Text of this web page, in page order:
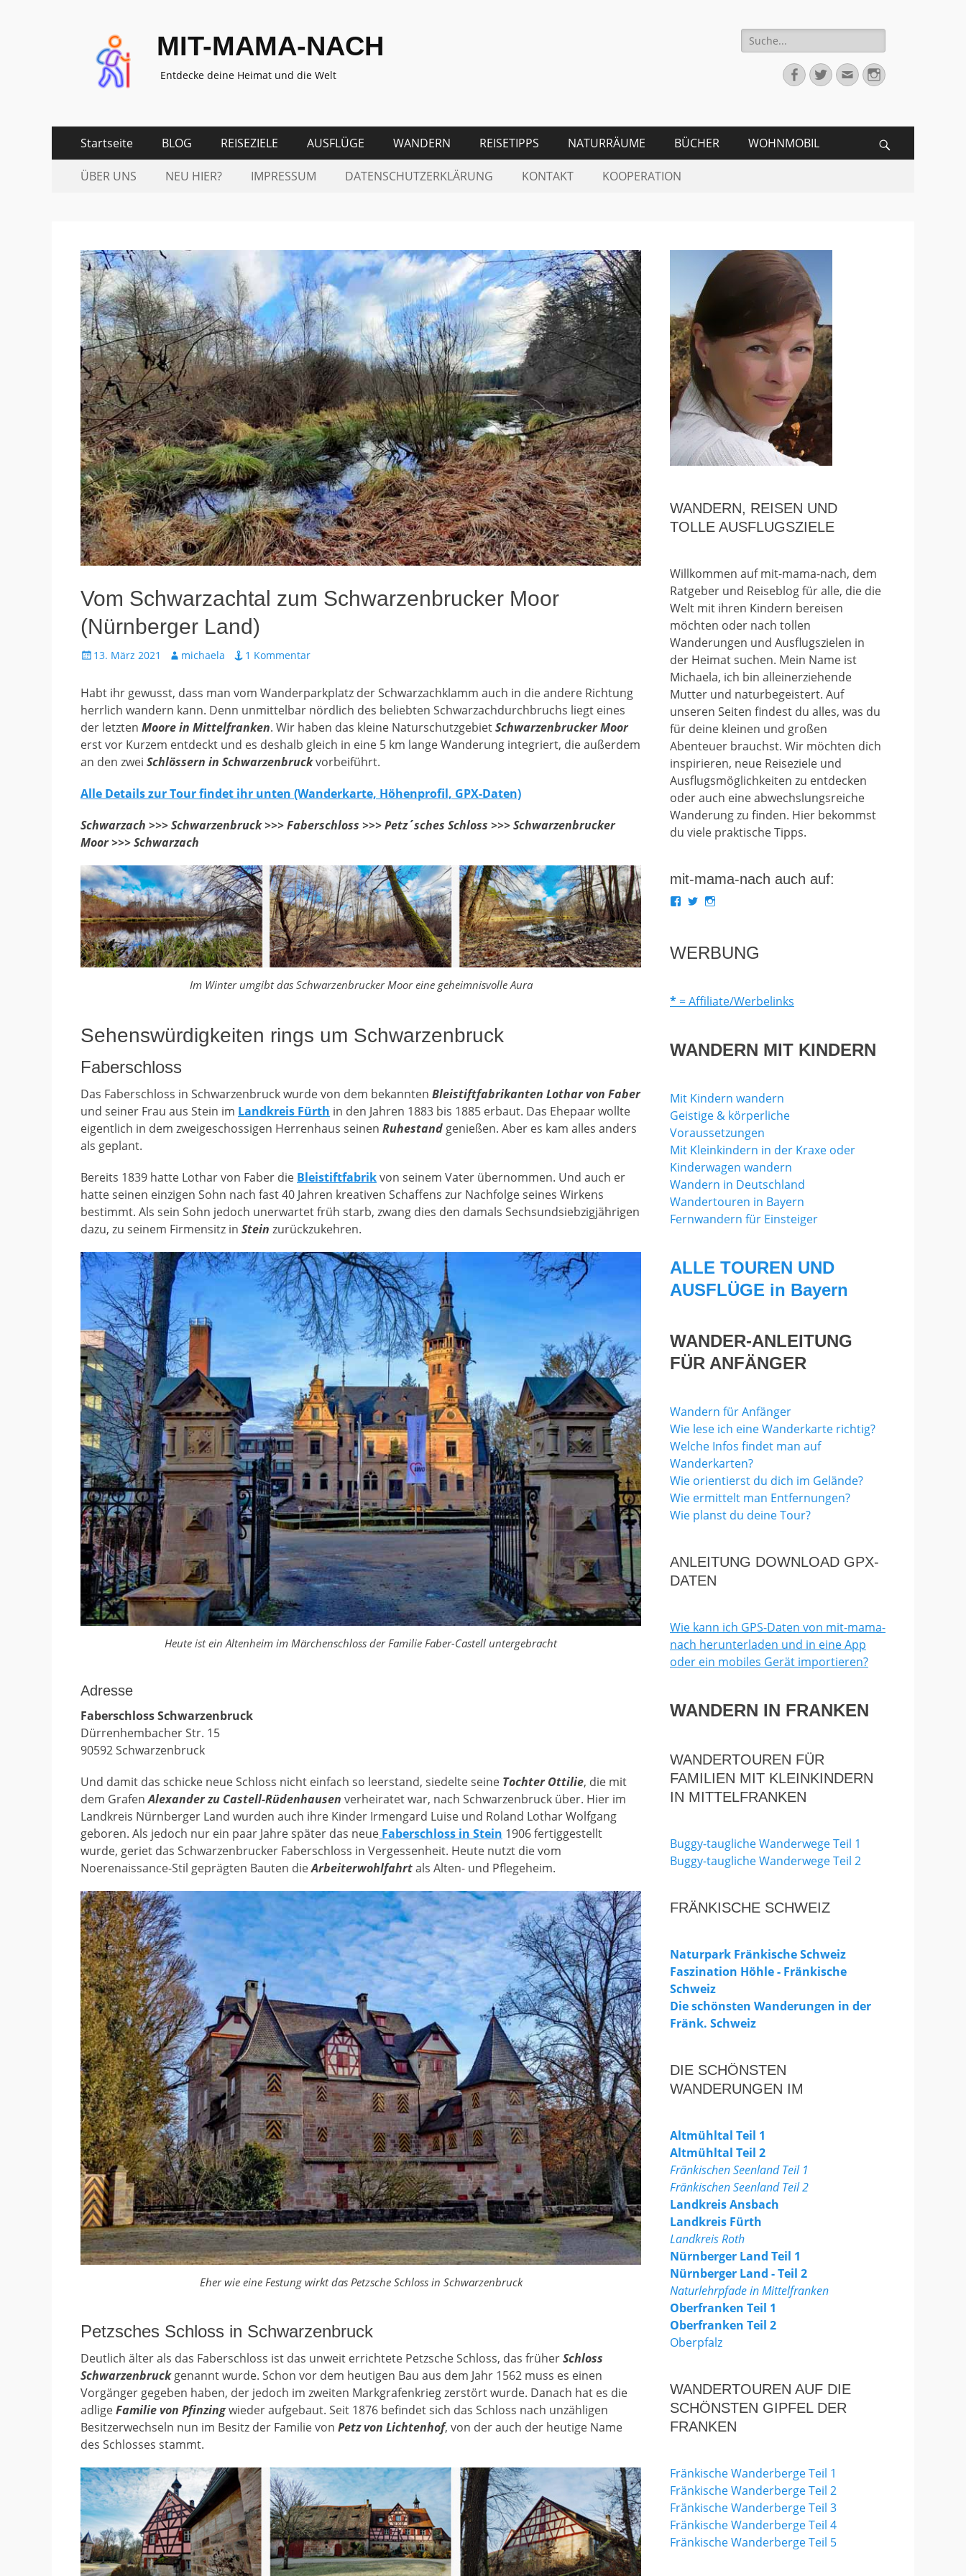
MIT-MAMA-NACH
Entdecke deine Heimat und die Welt
Suche
für:
Facebook
TwitterEmailInstagram
Erstes
Menü
Inhalt:
Startseite BLOG REISEZIELE AUSFLÜGE WANDERN REISETIPPS NATURRÄUME BÜCHER WOHNMOBIL
Zweites
Zum
Inhalt:
ÜBER UNS NEU HIER? IMPRESSUM DATENSCHUTZERKLÄRUNG KONTAKT KOOPERATION
Vom Schwarzachtal zum Schwarzenbrucker Moor
(Nürnberger Land)
Gepostet
13. März 2021 Autormichaela 1 Kommentar
Habt ihr gewusst, dass man vom Wanderparkplatz der Schwarzachklamm auch in die andere Richtung
herrlich wandern kann. Denn unmittelbar nördlich des beliebten Schwarzachdurchbruchs liegt eines
der letzten Moore in Mittelfranken. Wir haben das kleine NaturschutzgebietSchwarzenbrucker Moor
erst vor Kurzem entdeckt und es deshalb gleich in eine 5 km lange Wanderung integriert, die außerdem
an den zwei Schlössern in Schwarzenbruckvorbeiführt.
Alle Details zur Tour findet ihr unten (Wanderkarte, Höhenprofil, GPX-Daten)
Schwarzach >>> Schwarzenbruck >>> Faberschloss >>> Petz´sches Schloss >>> Schwarzenbrucker
Moor >>> Schwarzach
Im Winter umgibt das Schwarzenbrucker Moor eine geheimnisvolle Aura
Sehenswürdigkeiten rings um Schwarzenbruck
Faberschloss
Das Faberschloss in Schwarzenbruck wurde von dem bekannten Bleistiftfabrikanten Lothar von Faber
und seiner Frau aus Stein im Landkreis Fürth in den Jahren 1883 bis 1885 erbaut. Das Ehepaar wollte
eigentlich in dem zweigeschossigen Herrenhaus seinen Ruhestand genießen. Aber es kam alles anders
als geplant.
Bereits 1839 hatte Lothar von Faber die Bleistiftfabrikvon seinem Vater übernommen. Und auch er
hatte seinen einzigen Sohn nach fast 40 Jahren kreativen Schaffens zur Nachfolge seines Wirkens
bestimmt. Als sein Sohn jedoch unerwartet früh starb, zwang dies den damals Sechsundsiebzigjährigen
dazu, zu seinem Firmensitz in Stein zurückzukehren.
Heute ist ein Altenheim im Märchenschloss der Familie Faber-Castell untergebracht
Adresse
Faberschloss Schwarzenbruck
Dürrenhembacher Str. 15
90592 Schwarzenbruck
Und damit das schicke neue Schloss nicht einfach so leerstand, siedelte seine Tochter Ottilie, die mit
dem GrafenAlexander zu Castell-Rüdenhausen verheiratet war, nach Schwarzenbruck über. Hier im
Landkreis Nürnberger Land wurden auch ihre Kinder Irmengard Luise und Roland Lothar Wolfgang
geboren. Als jedoch nur ein paar Jahre später das neue Faberschloss in Stein 1906 fertiggestellt
wurde, geriet das Schwarzenbrucker Faberschloss in Vergessenheit. Heute nutzt die vom
Noerenaissance-Stil geprägten Bauten dieArbeiterwohlfahrtals Alten- und Pflegeheim.
Eher wie eine Festung wirkt das Petzsche Schloss in Schwarzenbruck
Petzsches Schloss in Schwarzenbruck
Deutlich älter als das Faberschloss ist das unweit errichtete Petzsche Schloss, das früherSchloss
Schwarzenbruckgenannt wurde. Schon vor dem heutigen Bau aus dem Jahr 1562 muss es einen
Vorgänger gegeben haben, der jedoch im zweiten Markgrafenkrieg zerstört wurde. Danach hat es die
adligeFamilie von Pfinzingwieder aufgebaut. Seit 1876 befindet sich das Schloss nach unzähligen
Besitzerwechseln nun im Besitz der Familie von Petz von Lichtenhof, von der auch der heutige Name
des Schlosses stammt.
WANDERN, REISEN UND
TOLLE AUSFLUGSZIELE
Willkommen auf mit-mama-nach, dem
Ratgeber und Reiseblog für alle, die die
Welt mit ihren Kindern bereisen
möchten oder nach tollen
Wanderungen und Ausflugszielen in
der Heimat suchen. Mein Name ist
Michaela, ich bin alleinerziehende
Mutter und naturbegeistert. Auf
unseren Seiten findest du alles, was du
für deine kleinen und großen
Abenteuer brauchst. Wir möchten dich
inspirieren, neue Reiseziele und
Ausflugsmöglichkeiten zu entdecken
oder auch eine abwechslungsreiche
Wanderung zu finden. Hier bekommst
du viele praktische Tipps.
mit-mama-nach auch auf:
Profil
Facebook
anzeigen
Profil
Twitter
anzeigen
Instagram
anzeigen
WERBUNG
* = Affiliate/Werbelinks
WANDERN MIT KINDERN
Mit Kindern wandern
Geistige & körperliche
Voraussetzungen
Mit Kleinkindern in der Kraxe oder
Kinderwagen wandern
Wandern in Deutschland
Wandertouren in Bayern
Fernwandern für Einsteiger
ALLE TOUREN UND
AUSFLÜGE in Bayern
WANDER-ANLEITUNG
FÜR ANFÄNGER
Wandern für Anfänger
Wie lese ich eine Wanderkarte richtig?
Welche Infos findet man auf
Wanderkarten?
Wie orientierst du dich im Gelände?
Wie ermittelt man Entfernungen?
Wie planst du deine Tour?
ANLEITUNG DOWNLOAD GPX-
DATEN
Wie kann ich GPS-Daten von mit-mama-
nach herunterladen und in eine App
oder ein mobiles Gerät importieren?
WANDERN IN FRANKEN
WANDERTOUREN FÜR
FAMILIEN MIT KLEINKINDERN
IN MITTELFRANKEN
Buggy-taugliche Wanderwege Teil 1
Buggy-taugliche Wanderwege Teil 2
FRÄNKISCHE SCHWEIZ
Naturpark Fränkische Schweiz
Faszination Höhle - Fränkische
Schweiz
Die schönsten Wanderungen in der
Fränk. Schweiz
DIE SCHÖNSTEN
WANDERUNGEN IM
Altmühltal Teil 1
Altmühltal Teil 2
Fränkischen Seenland Teil 1
Fränkischen Seenland Teil 2
Landkreis Ansbach
Landkreis Fürth
Landkreis Roth
Nürnberger Land Teil 1
Nürnberger Land - Teil 2
Naturlehrpfade in Mittelfranken
Oberfranken Teil 1
Oberfranken Teil 2
Oberpfalz
WANDERTOUREN AUF DIE
SCHÖNSTEN GIPFEL DER
FRANKEN
Fränkische Wanderberge Teil 1
Fränkische Wanderberge Teil 2
Fränkische Wanderberge Teil 3
Fränkische Wanderberge Teil 4
Fränkische Wanderberge Teil 5